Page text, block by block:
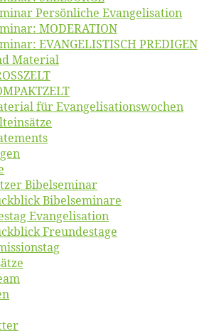
Per­sön­li­che Evangelisation
MODERATION
EVANGELISTISCH PREDIGEN
Material
für Evangelisationswochen
Bibelseminar
Bibelseminare
Evangelisation
Freundestage